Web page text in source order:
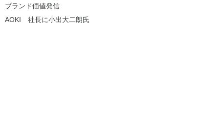
ブランド価値発信
AOKI 社長に小出大二朗氏